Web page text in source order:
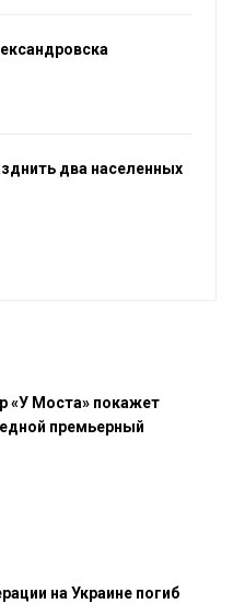
два населенных
«У Моста» покажет
премьерный
на Украине погиб